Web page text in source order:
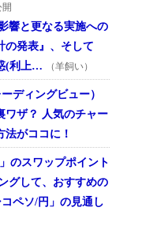
開
響と更なる実施への
の発表』、そして
(利上…
（羊飼い）
ディングビュー）
ワザ？ 人気のチャー
法がココに！
のスワップポイント
グして、おすすめの
ペソ/円」の見通し